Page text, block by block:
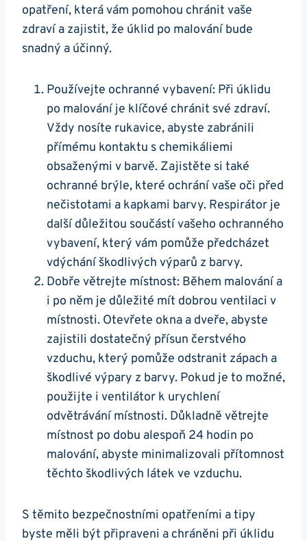
opatření, která vám pomohou chránit vaše
zdraví a zajistit, že úklid po malování bude
snadný a účinný.
Používejte ochranné vybavení: Při úklidu
po malování je klíčové chránit své zdraví.
Vždy nosíte rukavice, abyste zabránili
přímému kontaktu s chemikáliemi
obsaženými v barvě. Zajistěte si také
ochranné brýle, které ochrání vaše oči před
nečistotami a kapkami barvy. Respirátor je
další důležitou součástí vašeho ochranného
vybavení, který vám pomůže předcházet
vdýchání škodlivých výparů z barvy.
Dobře větrejte místnost: Během malování a
i po něm je důležité mít dobrou ventilaci v
místnosti. Otevřete okna a dveře, abyste
zajistili dostatečný přísun čerstvého
vzduchu, který pomůže odstranit zápach a
škodlivé výpary z barvy. Pokud je to možné,
použijte i ventilátor k urychlení
odvětrávání místnosti. Důkladně větrejte
místnost po dobu alespoň 24 hodin po
malování, abyste minimalizovali přítomnost
těchto škodlivých látek ve vzduchu.
S těmito bezpečnostními opatřeními a tipy
byste měli být připraveni a chráněni při úklidu